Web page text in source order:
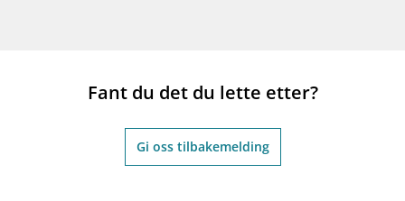
Fant du det du lette etter?
Gi oss tilbakemelding